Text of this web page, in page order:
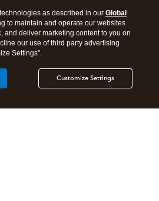
as described in our Global
to maintain and operate our websites
and deliver marketing content to you on
our use of third party advertising
Settings".
Customize Settings